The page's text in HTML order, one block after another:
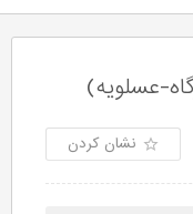
عسلویه)
نشان کردن